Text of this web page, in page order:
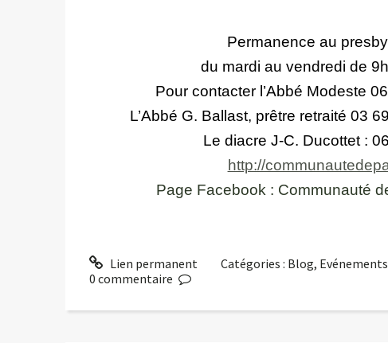
Permanence au
du mardi au vendredi de
Pour contacter l’Abbé Modeste
L’Abbé G. Ballast, prêtre
Le diacre J-C.
http://
Page Facebook : Communauté
Lien permanent Catégories : Blog, Evénements
0 commentaire